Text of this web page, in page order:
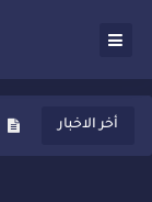
أخر الاخبار